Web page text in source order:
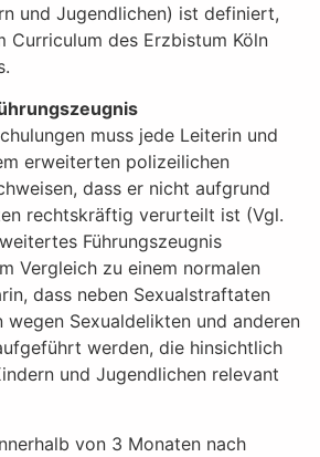
und Jugendlichen) ist definiert,
Curriculum des Erzbistum Köln
muss jede Leiterin und
erweiterten polizeilichen
dass er nicht aufgrund
rechtskräftig verurteilt ist (Vgl.
Führungszeugnis
Vergleich zu einem normalen
dass neben Sexualstraftaten
wegen Sexualdelikten und anderen
werden, die hinsichtlich
und Jugendlichen relevant
von 3 Monaten nach